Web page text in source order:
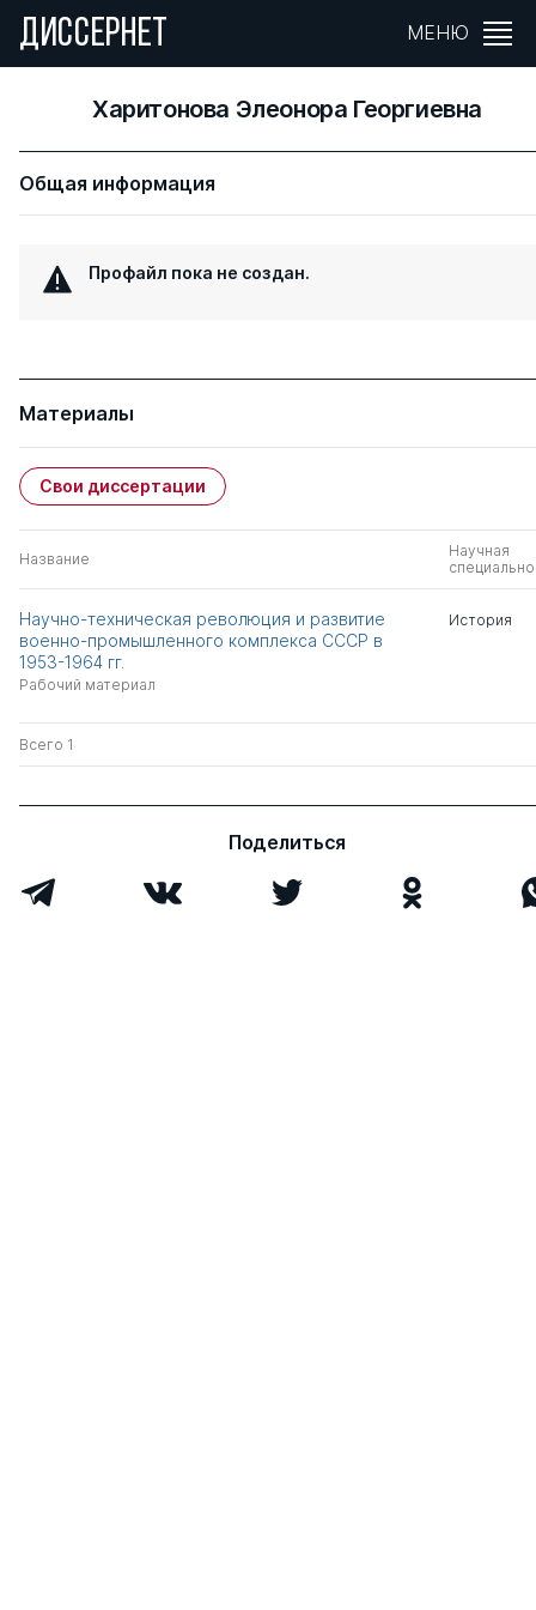
ДИССЕРНЕТ МЕНЮ
Харитонова Элеонора Георгиевна
Общая информация
Профайл пока не создан.
Материалы
Свои диссертации
Название
Научная
Научно-техническая революция и развитие
военно-промышленного комплекса СССР в
1953-1964 гг.
Рабочий материал
История
Всего 1
Поделиться